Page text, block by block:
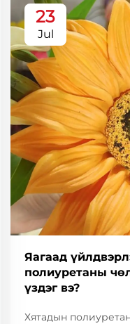
23
Jul
Яагаад
полиуретаны
үздэг вэ?
Хятадын